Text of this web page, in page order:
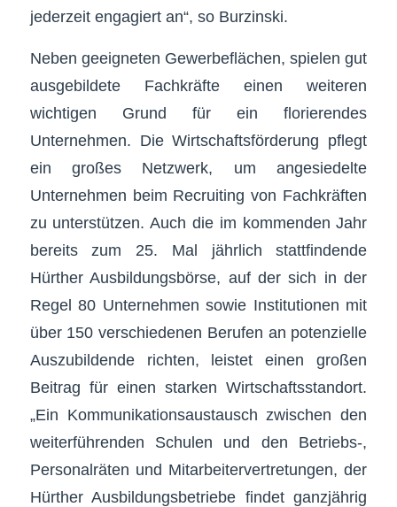
jederzeit engagiert an“, so Burzinski.
Neben geeigneten Gewerbeflächen, spielen gut
ausgebildete Fachkräfte einen weiteren
wichtigen Grund für ein florierendes
Unternehmen. Die Wirtschaftsförderung pflegt
ein großes Netzwerk, um angesiedelte
Unternehmen beim Recruiting von Fachkräften
zu unterstützen. Auch die im kommenden Jahr
bereits zum 25. Mal jährlich stattfindende
Hürther Ausbildungsbörse, auf der sich in der
Regel 80 Unternehmen sowie Institutionen mit
über 150 verschiedenen Berufen an potenzielle
Auszubildende richten, leistet einen großen
Beitrag für einen starken Wirtschaftsstandort.
„Ein Kommunikationsaustausch zwischen den
weiterführenden Schulen und den Betriebs-,
Personalräten und Mitarbeitervertretungen, der
Hürther Ausbildungsbetriebe findet ganzjährig